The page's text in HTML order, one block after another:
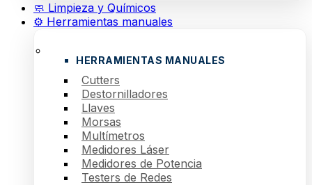
🧼 Limpieza y Químicos
⚙️ Herramientas manuales
HERRAMIENTAS MANUALES
Cutters
Destornilladores
Llaves
Morsas
Multímetros
Medidores Láser
Medidores de Potencia
Testers de Redes